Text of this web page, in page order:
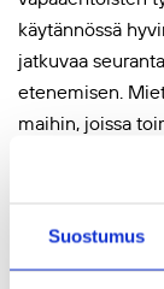
Suostumus
käytännössä
jatkuvaa
etenemisen.
maihin, joissa
Matkan aikana
tiedämme, että
toimintamalleja,